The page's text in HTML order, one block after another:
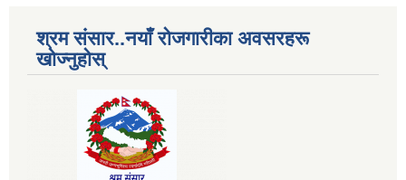
श्रम संसार..नयाँ रोजगारीका अवसरहरू
खोज्नुहोस्